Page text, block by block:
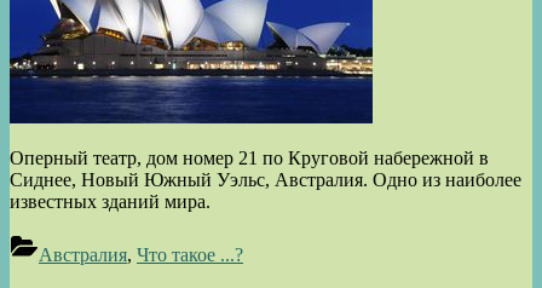
Оперный театр, дом номер 21 по Круговой набережной в
Сиднее, Новый Южный Уэльс, Австралия. Одно из наиболее
известных зданий мира.
Австралия, Что такое ...?